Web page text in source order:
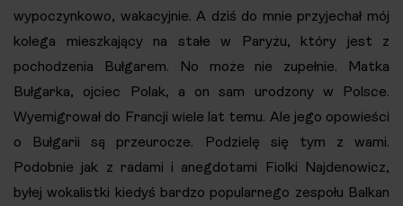
wypoczynkowo, wakacyjnie. A dziś do mnie przyjechał mój
kolega mieszkający na stałe w Paryżu, który jest z
pochodzenia Bułgarem. No może nie zupełnie. Matka
Bułgarka, ojciec Polak, a on sam urodzony w Polsce.
Wyemigrował do Francji wiele lat temu. Ale jego opowieści
o Bułgarii są przeurocze. Podzielę się tym z wami.
Podobnie jak z radami i anegdotami Fiolki Najdenowicz,
byłej wokalistki kiedyś bardzo popularnego zespołu Balkan